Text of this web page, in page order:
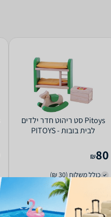
Pitoys סט ריהוט חדר ילדים
לבית בובות - PITOYS
80
₪
כולל משלוח (30 ₪)
zapstore